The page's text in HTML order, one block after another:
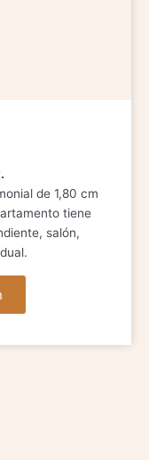
de 1,80 cm
tiene
salón,